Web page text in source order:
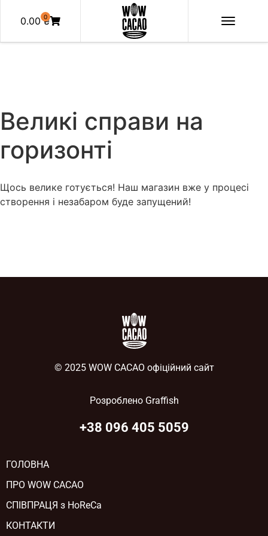
0.00₴
0
Великі справи на
горизонті
Щось велике готується! Наш магазин вже у процесі
створення і незабаром буде запущений!
© 2025 WOW CACAO офіційний сайт
Розроблено Graffish
+38 096 405 5059
ГОЛОВНА
ПРО WOW CACAO
СПІВПРАЦЯ з HoReCa
КОНТАКТИ